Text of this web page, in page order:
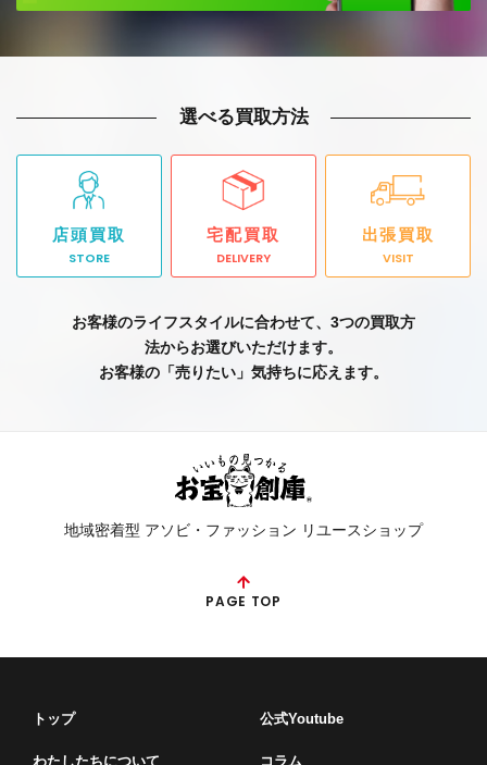
選べる買取方法
店頭買取
STORE
宅配買取
DELIVERY
出張買取
VISIT
お客様のライフスタイルに合わせて、3つの買取方
法からお選びいただけます。
お客様の「売りたい」気持ちに応えます。
地域密着型 アソビ・ファッション リユースショップ
PAGE TOP
トップ
わたしたちについて
公式Youtube
コラム